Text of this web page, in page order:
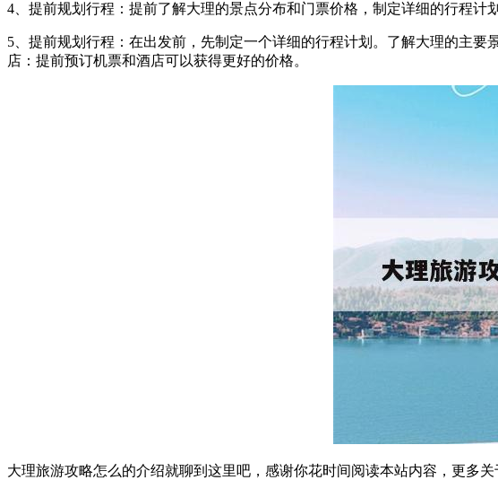
4、提前规划行程：提前了解大理的景点分布和门票价格，制定详细的行程
5、提前规划行程：在出发前，先制定一个详细的行程计划。了解大理的主
店：提前预订机票和酒店可以获得更好的价格。
大理旅游攻略怎么的介绍就聊到这里吧，感谢你花时间阅读本站内容，更多